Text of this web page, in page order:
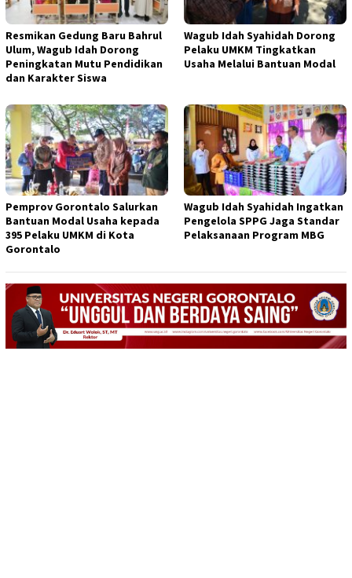
Resmikan Gedung Baru Bahrul
Ulum, Wagub Idah Dorong
Peningkatan Mutu Pendidikan
dan Karakter Siswa
Wagub Idah Syahidah Dorong
Pelaku UMKM Tingkatkan
Usaha Melalui Bantuan Modal
Pemprov Gorontalo Salurkan
Bantuan Modal Usaha kepada
395 Pelaku UMKM di Kota
Gorontalo
Wagub Idah Syahidah Ingatkan
Pengelola SPPG Jaga Standar
Pelaksanaan Program MBG